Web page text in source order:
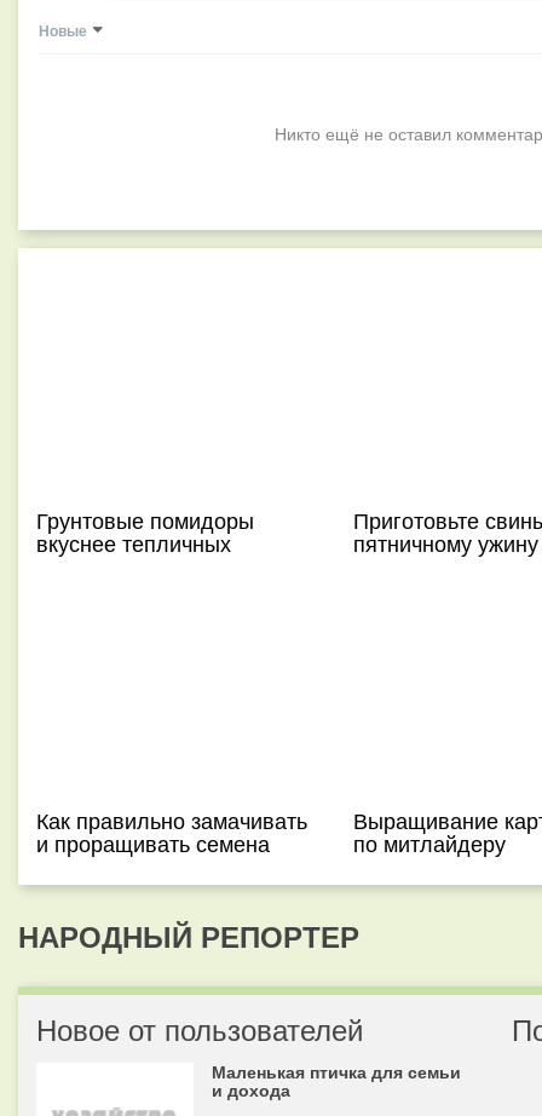
Новые
Никто ещё не оставил
Грунтовые помидоры
вкуснее тепличных
Приготовьте
пятничному ужину
Как правильно замачивать
и проращивать семена
Выращивание
по митлайдеру
НАРОДНЫЙ РЕПОРТЕР
Новое от пользователей
Маленькая птичка для семьи
и дохода